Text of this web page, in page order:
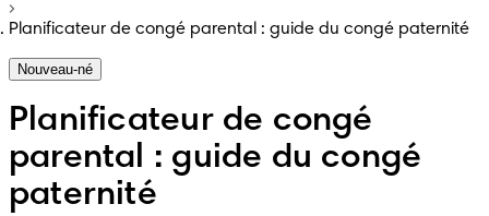
Planificateur de congé parental : guide du congé paternité
Nouveau-né
Planificateur de congé
parental : guide du congé
paternité